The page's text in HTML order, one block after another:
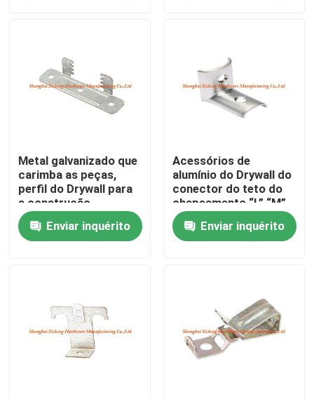
Sobre nós
Controle da qualidade
Contacte-nos
Painel de acesso de alumínio
Painel de acesso de aço
Metal galvanizado que
carimba as peças,
perfil do Drywall para
a construção
Enviar inquérito
Acessórios de
alumínio do Drywall do
conector do teto do
chapeamento “L” “M”
do ródio
Enviar inquérito